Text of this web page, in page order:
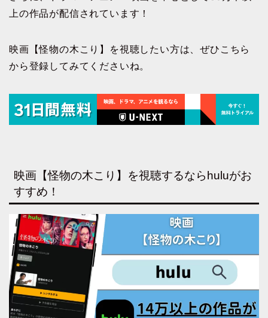
上の作品が配信されています！
映画【怪物の木こり】を視聴したい方は、ぜひこちら
から登録してみてくださいね。
映画【怪物の木こり】を視聴するならhuluがお
すすめ！